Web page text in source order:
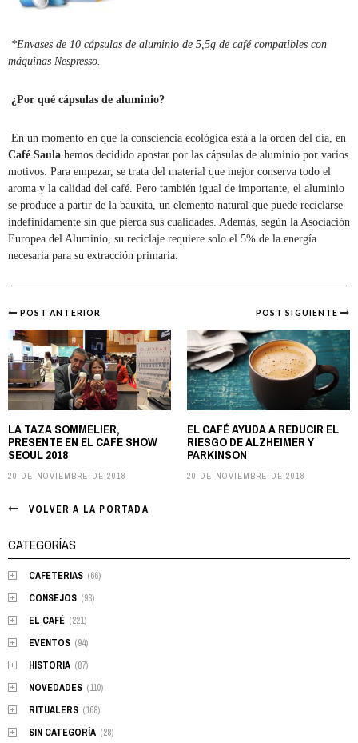
*Envases de 10 cápsulas de aluminio de 5,5g de café compatibles con
máquinas Nespresso.
¿Por qué cápsulas de aluminio?
En un momento en que la consciencia ecológica está a la orden del día, en
Café Saula hemos decidido apostar por las cápsulas de aluminio por varios
motivos. Para empezar, se trata del material que mejor conserva todo el
aroma y la calidad del café. Pero también igual de importante, el aluminio
se produce a partir de la bauxita, un elemento natural que puede reciclarse
indefinidamente sin que pierda sus cualidades. Además, según la Asociación
Europea del Aluminio, su reciclaje requiere solo el 5% de la energía
necesaria para su extracción primaria.
Post
navigation
POST SIGUIENTE
EL CAFÉ AYUDA A REDUCIR EL
RIESGO DE ALZHEIMER Y
PARKINSON
20 DE NOVIEMBRE DE 2018
POST ANTERIOR
LA TAZA SOMMELIER,
PRESENTE EN EL CAFE SHOW
SEOUL 2018
20 DE NOVIEMBRE DE 2018
VOLVER A LA PORTADA
CATEGORÍAS
CAFETERIAS (66)
CONSEJOS (93)
EL CAFÉ (221)
EVENTOS (94)
HISTORIA (87)
NOVEDADES (110)
RITUALERS (168)
SIN CATEGORÍA (28)